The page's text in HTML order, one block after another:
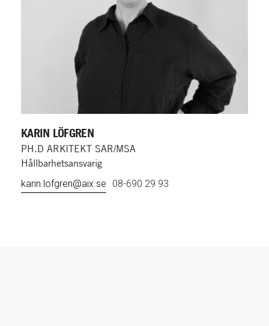
KARIN LÖFGREN
PH.D ARKITEKT SAR/MSA
Hållbarhetsansvarig
karin.lofgren@aix.se 08-690 29 93